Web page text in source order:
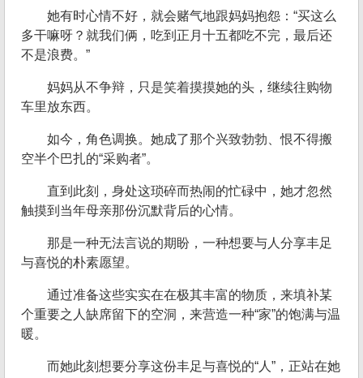
她有时心情不好，就会赌气地跟妈妈抱怨：“买这么
多干嘛呀？就我们俩，吃到正月十五都吃不完，最后还
不是浪费。”
妈妈从不争辩，只是笑着摸摸她的头，继续往购物
车里放东西。
如今，角色调换。她成了那个兴致勃勃、恨不得搬
空半个巴扎的“采购者”。
直到此刻，身处这琐碎而热闹的忙碌中，她才忽然
触摸到当年母亲那份沉默背后的心情。
那是一种无法言说的期盼，一种想要与人分享丰足
与喜悦的朴素愿望。
通过准备这些实实在在极其丰富的物质，来填补某
个重要之人缺席留下的空洞，来营造一种“家”的饱满与温
暖。
而她此刻想要分享这份丰足与喜悦的“人”，正站在她